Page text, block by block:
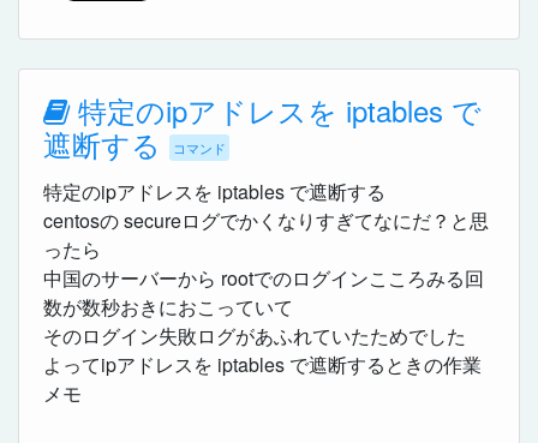
特定のipアドレスを iptables で
遮断する
コマンド
特定のipアドレスを iptables で遮断する
centosの secureログでかくなりすぎてなにだ？と思
ったら
中国のサーバーから rootでのログインこころみる回
数が数秒おきにおこっていて
そのログイン失敗ログがあふれていたためでした
よってipアドレスを iptables で遮断するときの作業
メモ